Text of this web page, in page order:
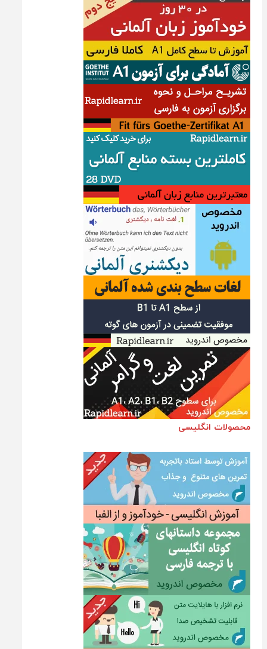
محصولات انگلیسی